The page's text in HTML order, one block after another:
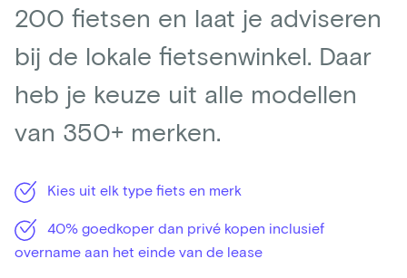
200 fietsen en laat je adviseren
bij de lokale fietsenwinkel. Daar
heb je keuze uit alle modellen
van 350+ merken.
Kies uit elk type fiets en merk
40% goedkoper dan privé kopen inclusief
overname aan het einde van de lease